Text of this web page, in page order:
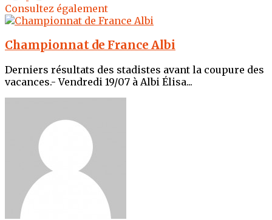
Consultez également
Championnat de France Albi
Derniers résultats des stadistes avant la coupure des
vacances.- Vendredi 19/07 à Albi Élisa...